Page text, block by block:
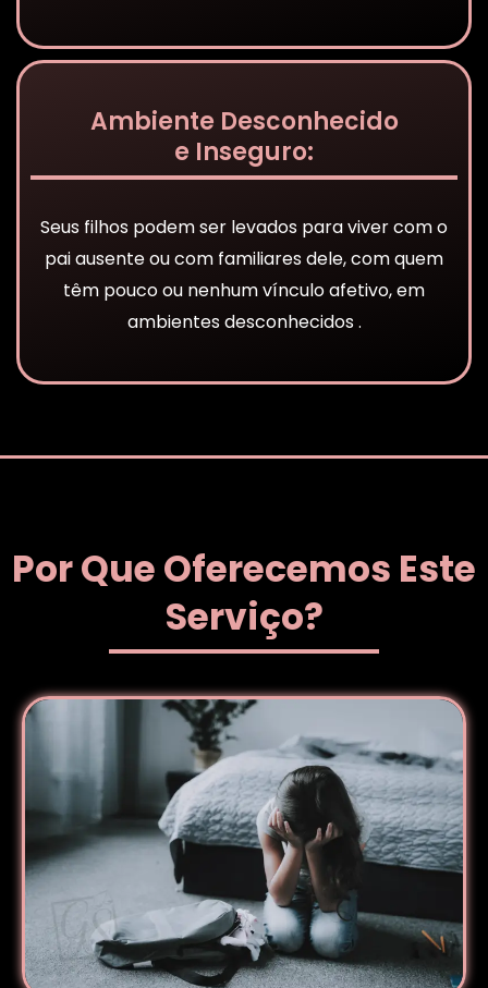
Ambiente Desconhecido
e Inseguro:
Seus filhos podem ser levados para viver com o
pai ausente ou com familiares dele, com quem
têm pouco ou nenhum vínculo afetivo, em
ambientes desconhecidos .
Por Que Oferecemos Este
Serviço?